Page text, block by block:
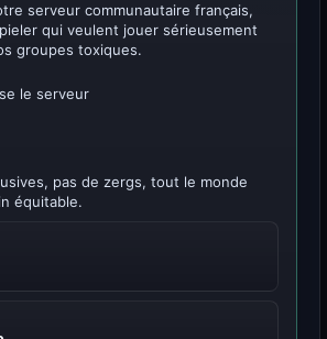
serveur communautaire français,
qui veulent jouer sérieusement
groupes toxiques.
le serveur
pas de zergs, tout le monde
équitable.